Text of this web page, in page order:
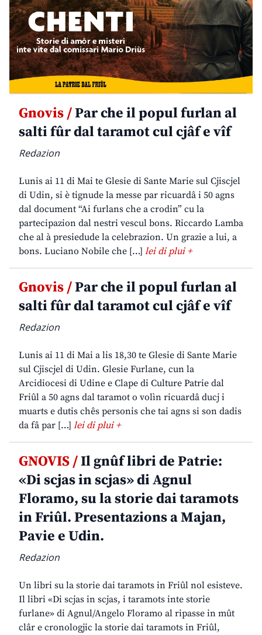
Gnovis /Par che il popul furlan al
salti fûr dal taramot cul cjâf e vîf
Redazion
Lunis ai 11 di Mai te Glesie di Sante Marie sul Cjiscjel
di Udin, si è tignude la messe par ricuardâ i 50 agns
dal document “Ai furlans che a crodin” cu la
partecipazion dal nestri vescul bons. Riccardo Lamba
che al à presiedude la celebrazion. Un grazie a lui, a
bons. Luciano Nobile che […] lei di plui +
Gnovis /Par che il popul furlan al
salti fûr dal taramot cul cjâf e vîf
Redazion
Lunis ai 11 di Mai a lis 18,30 te Glesie di Sante Marie
sul Cjiscjel di Udin. Glesie Furlane, cun la
Arcidiocesi di Udine e Clape di Culture Patrie dal
Friûl a 50 agns dal taramot o volìn ricuardâ ducj i
muarts e dutis chês personis che tai agns si son dadis
da fâ par […] lei di plui +
GNOVIS /Il gnûf libri de Patrie:
«Di scjas in scjas» di Agnul
Floramo, su la storie dai taramots
in Friûl. Presentazions a Majan,
Pavie e Udin.
Redazion
Un libri su la storie dai taramots in Friûl nol esisteve.
Il libri «Di scjas in scjas, i taramots inte storie
furlane» di Agnul/Angelo Floramo al ripasse in mût
clâr e cronologjic la storie dai taramots in Friûl,